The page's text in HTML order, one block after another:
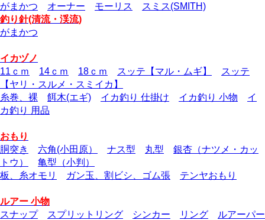
がまかつ
オーナー モーリス
スミス(SMITH)
釣り針(清流・渓流)
がまかつ
イカヅノ
11ｃｍ
14ｃｍ 18ｃｍ スッテ【マル・ムギ】
スッテ
【ヤリ・スルメ・スミイカ】
糸巻、裸
餌木(エギ) イカ釣り 仕掛け イカ釣り 小物
イ
カ釣り 用品
おもり
胴突き
六角(小田原） ナス型 丸型
銀杏（ナツメ・カッ
トウ）
亀型（小判）
板、糸オモリ
ガン玉、割ビシ、ゴム張 テンヤおもり
ルアー 小物
スナップ
スプリットリング シンカー リング ルアーパー